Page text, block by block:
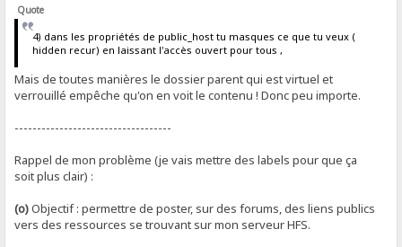
Quote
4) dans les propriétés de public_host tu masques ce que tu veux (
hidden recur) en laissant l'accès ouvert pour tous ,
Mais de toutes manières le dossier parent qui est virtuel et
verrouillé empêche qu'on en voit le contenu ! Donc peu importe.
-----------------------------------
Rappel de mon problème (je vais mettre des labels pour que ça
soit plus clair) :
(o)Objectif : permettre de poster, sur des forums, des liens publics
vers des ressources se trouvant sur mon serveur HFS.